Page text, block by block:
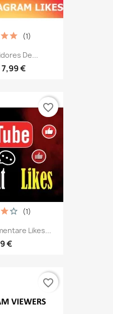
De...
7,99 €
(1)
Likes...
€
(1)
favorite_border
favorite_border